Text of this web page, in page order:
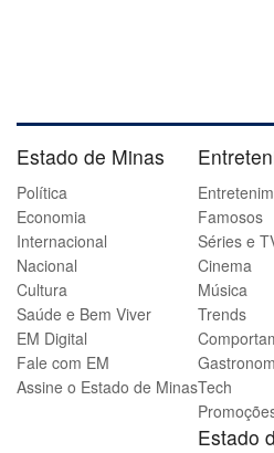
Estado de Minas
Política
Economia
Internacional
Nacional
Cultura
Saúde e Bem Viver
EM Digital
Fale com EM
Assine o Estado de Minas
Famosos
Séries e
Cinema
Música
Trends
Tech
Estado